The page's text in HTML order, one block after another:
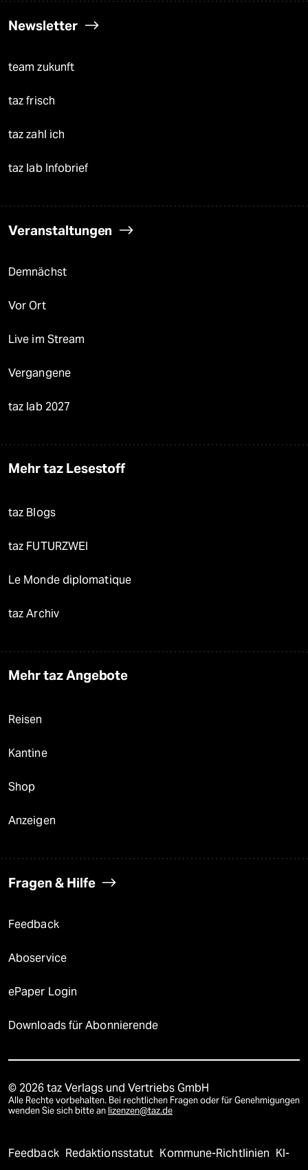
Newsletter
team zukunft
taz frisch
taz zahl ich
taz lab Infobrief
Veranstaltungen
Demnächst
Vor Ort
Live im Stream
Vergangene
taz lab 2027
Mehr taz Lesestoff
taz Blogs
taz FUTURZWEI
Le Monde diplomatique
taz Archiv
Mehr taz Angebote
Reisen
Kantine
Shop
Anzeigen
Fragen & Hilfe
Feedback
Aboservice
ePaper Login
Downloads für Abonnierende
© 2026 taz Verlags und Vertriebs GmbH
Alle Rechte vorbehalten. Bei rechtlichen Fragen oder für Genehmigungen
wenden Sie sich bitte an lizenzen@taz.de
Feedback Redaktionsstatut Kommune-Richtlinien KI-